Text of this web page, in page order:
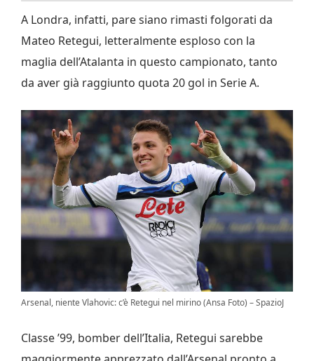
A Londra, infatti, pare siano rimasti folgorati da
Mateo Retegui, letteralmente esploso con la
maglia dell’Atalanta in questo campionato, tanto
da aver già raggiunto quota 20 gol in Serie A.
Arsenal, niente Vlahovic: c’è Retegui nel mirino (Ansa Foto) – SpazioJ
Classe ’99, bomber dell’Italia, Retegui sarebbe